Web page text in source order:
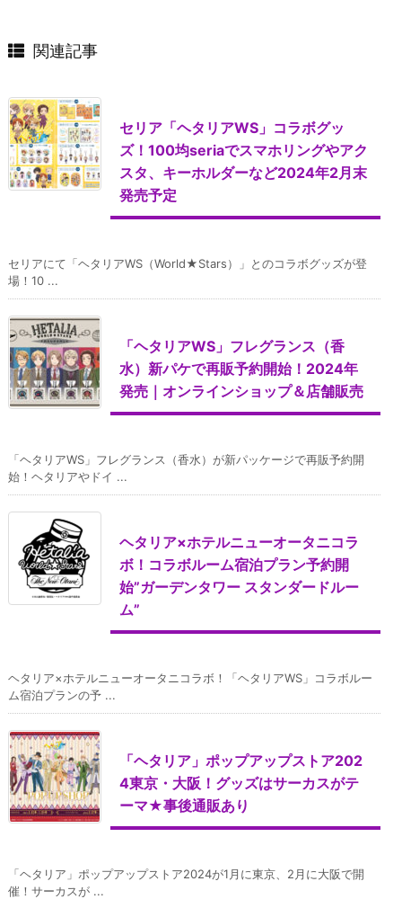
関連記事
セリア「ヘタリアWS」コラボグッ
ズ！100均seriaでスマホリングやアク
スタ、キーホルダーなど2024年2月末
発売予定
セリアにて「ヘタリアWS（World★Stars）」とのコラボグッズが登
場！10 ...
「ヘタリアWS」フレグランス（香
水）新パケで再販予約開始！2024年
発売｜オンラインショップ＆店舗販売
「ヘタリアWS」フレグランス（香水）が新パッケージで再販予約開
始！ヘタリアやドイ ...
ヘタリア×ホテルニューオータニコラ
ボ！コラボルーム宿泊プラン予約開
始”ガーデンタワー スタンダードルー
ム”
ヘタリア×ホテルニューオータニコラボ！「ヘタリアWS」コラボルー
ム宿泊プランの予 ...
「ヘタリア」ポップアップストア202
4東京・大阪！グッズはサーカスがテ
ーマ★事後通販あり
「ヘタリア」ポップアップストア2024が1月に東京、2月に大阪で開
催！サーカスが ...